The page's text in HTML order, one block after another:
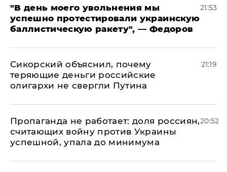
​"В день моего увольнения мы
успешно протестировали украинскую
баллистическую ракету", — Федоров
21:53
Сикорский объяснил, почему
теряющие деньги российские
олигархи не свергли Путина
21:19
​Пропаганда не работает: доля россиян,
считающих войну против Украины
успешной, упала до минимума
20:52